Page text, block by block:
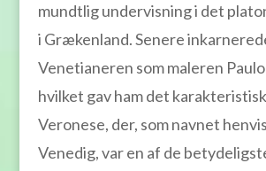
mundtlig undervisning i det
i Grækenland. Senere
Venetianeren som maleren
hvilket gav ham det
Veronese, der, som navnet
Venedig, var en af de